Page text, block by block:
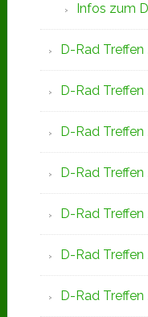
Infos zum
D-Rad Treffen
D-Rad Treffen
D-Rad Treffen
D-Rad Treffen
D-Rad Treffen
D-Rad Treffen
D-Rad Treffen